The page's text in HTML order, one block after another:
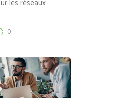
les réseaux
0